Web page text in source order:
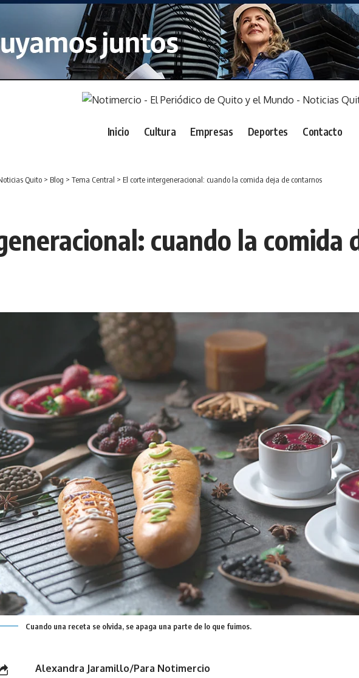
Inicio Cultura Empresas Deportes Contacto
Quito > Blog > Tema Central > El corte intergeneracional: cuando la comida deja de contarnos
cuando la comida
Cuando una receta se olvida, se apaga una parte de lo que fuimos.
Alexandra Jaramillo/Para Notimercio